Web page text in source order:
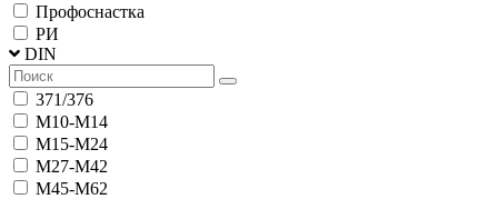
Профоснастка
РИ
DIN
371/376
М10-М14
М15-М24
М27-М42
М45-М62